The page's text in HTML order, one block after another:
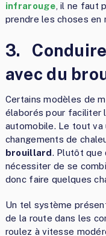
infrarouge , il ne faut
prendre les choses en
3.
avec du
Certains modèles de
élaborés pour faciliter
automobile. Le tout
changements de
brouillard. Plutôt que
nécessiter de se
donc faire quelques
Un tel système
de la route dans les
roulez à vitesse